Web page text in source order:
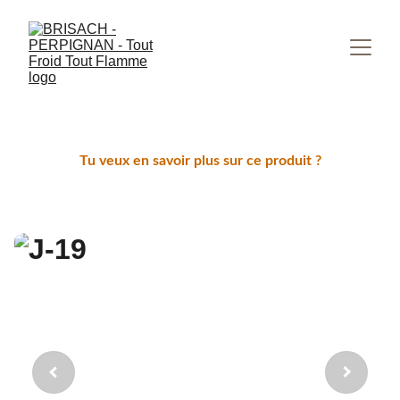
Tu veux en savoir plus sur ce produit ?